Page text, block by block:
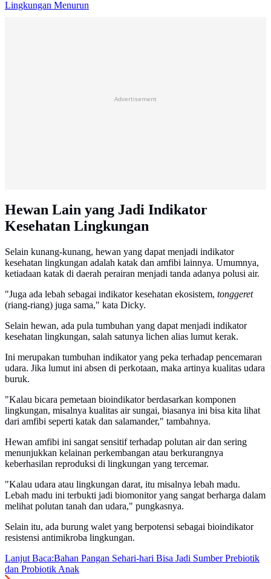
Lingkungan Menurun
Advertisement
Hewan Lain yang Jadi Indikator
Kesehatan Lingkungan
Selain kunang-kunang, hewan yang dapat menjadi indikator
kesehatan lingkungan adalah katak dan amfibi lainnya. Umumnya,
ketiadaan katak di daerah perairan menjadi tanda adanya polusi air.
"Juga ada lebah sebagai indikator kesehatan ekosistem, tonggeret
(riang-riang) juga sama," kata Dicky.
Selain hewan, ada pula tumbuhan yang dapat menjadi indikator
kesehatan lingkungan, salah satunya lichen alias lumut kerak.
Ini merupakan tumbuhan indikator yang peka terhadap pencemaran
udara. Jika lumut ini absen di perkotaan, maka artinya kualitas udara
buruk.
"Kalau bicara pemetaan bioindikator berdasarkan komponen
lingkungan, misalnya kualitas air sungai, biasanya ini bisa kita lihat
dari amfibi seperti katak dan salamander," tambahnya.
Hewan amfibi ini sangat sensitif terhadap polutan air dan sering
menunjukkan kelainan perkembangan atau berkurangnya
keberhasilan reproduksi di lingkungan yang tercemar.
"Kalau udara atau lingkungan darat, itu misalnya lebah madu.
Lebah madu ini terbukti jadi biomonitor yang sangat berharga dalam
melihat polutan tanah dan udara," pungkasnya.
Selain itu, ada burung walet yang berpotensi sebagai bioindikator
resistensi antimikroba lingkungan.
Lanjut Baca:Bahan Pangan Sehari-hari Bisa Jadi Sumber Prebiotik
dan Probiotik Anak